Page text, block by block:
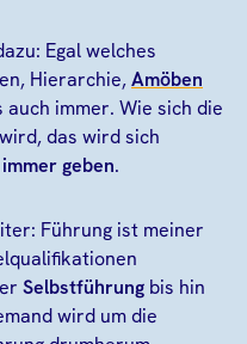
Egal welches
Hierarchie,Amöben
auch immer. Wie sich die
das wird sich
geben.
Führung ist meiner
Selbstführung bis hin
wird um die